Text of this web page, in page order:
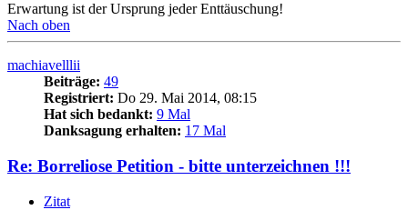
Erwartung ist der Ursprung jeder Enttäuschung!
Nach oben
machiavelllii
Beiträge: 49
Registriert: Do 29. Mai 2014, 08:15
Hat sich bedankt: 9 Mal
Danksagung erhalten: 17 Mal
Re: Borreliose Petition - bitte unterzeichnen !!!
Zitat